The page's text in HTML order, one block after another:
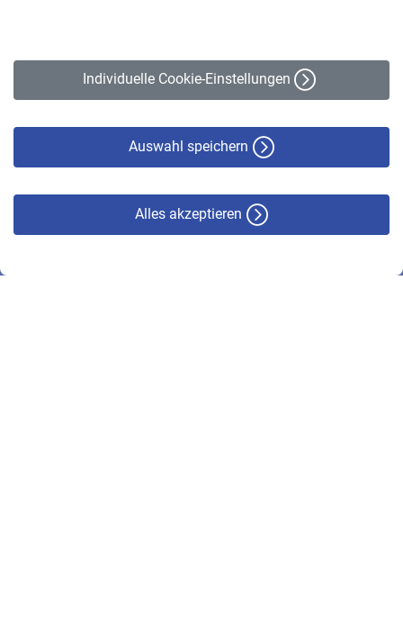
Individuelle Cookie-Einstellungen
Auswahl speichern
Alles akzeptieren
Erklärung zur Barrierefreiheit
© VBL 2026